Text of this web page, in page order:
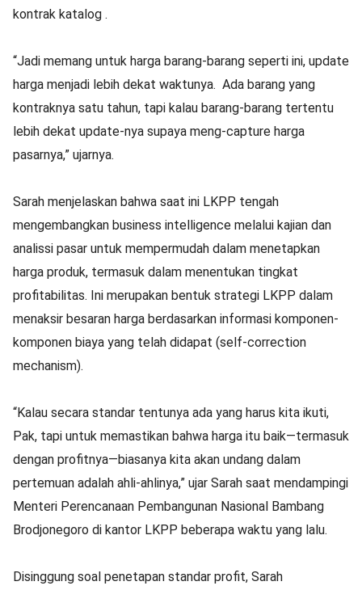
kontrak katalog .
“Jadi memang untuk harga barang-barang seperti ini, update
harga menjadi lebih dekat waktunya. Ada barang yang
kontraknya satu tahun, tapi kalau barang-barang tertentu
lebih dekat update-nya supaya meng-capture harga
pasarnya,” ujarnya.
Sarah menjelaskan bahwa saat ini LKPP tengah
mengembangkan business intelligence melalui kajian dan
analissi pasar untuk mempermudah dalam menetapkan
harga produk, termasuk dalam menentukan tingkat
profitabilitas. Ini merupakan bentuk strategi LKPP dalam
menaksir besaran harga berdasarkan informasi komponen-
komponen biaya yang telah didapat (self-correction
mechanism).
“Kalau secara standar tentunya ada yang harus kita ikuti,
Pak, tapi untuk memastikan bahwa harga itu baik—termasuk
dengan profitnya—biasanya kita akan undang dalam
pertemuan adalah ahli-ahlinya,” ujar Sarah saat mendampingi
Menteri Perencanaan Pembangunan Nasional Bambang
Brodjonegoro di kantor LKPP beberapa waktu yang lalu.
Disinggung soal penetapan standar profit, Sarah